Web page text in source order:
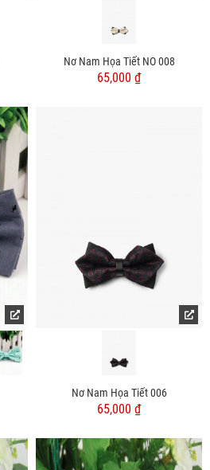
Nơ Nam Họa Tiết NO 008
65,000 ₫
Nơ Nam Họa Tiết 006
65,000 ₫